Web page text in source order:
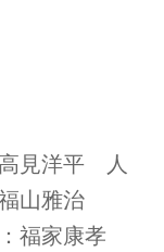
見洋平 人
山雅治
福家康孝